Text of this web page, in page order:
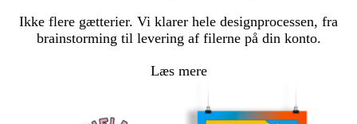
Ikke flere gætterier. Vi klarer hele designprocessen, fra
brainstorming til levering af filerne på din konto.
Læs mere